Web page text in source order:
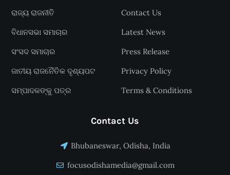
ରାଜ୍ୟ ରାଜନୀତି
ବିଧାନସଭା ସମାଚାର
ସଂସଦ ସମାଚାର
ଜାତୀୟ ରାଜନୈତିକ ଦୃଶ୍ୟପଟ
ସମ୍ପାଦକଙ୍କୁ ପତ୍ର
Contact Us
Latest News
Press Release
Privacy Policy
Terms & Conditions
Contact Us
Bhubaneswar, Odisha, India
focusodishamedia@gmail.com